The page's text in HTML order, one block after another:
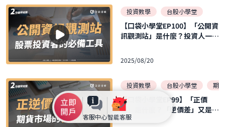
客服中心智能客服
投資教學 台股小學堂
【口袋小學堂EP100】「公開資
訊觀測站」是什麼？投資人一定
2025/08/20
投資教學 台股小學堂 期貨
【口袋小學堂EP99】「正價
差」是什麼？「逆價差」又是什
麼？